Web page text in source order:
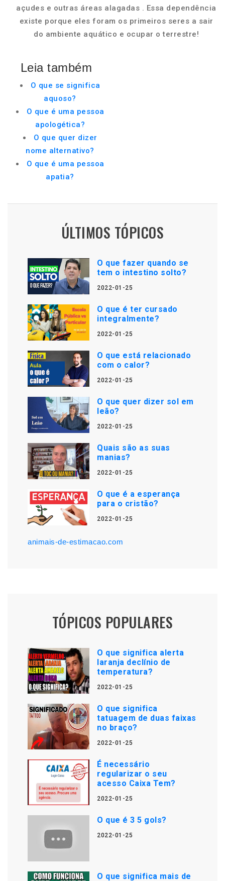
açudes e outras áreas alagadas . Essa dependência
existe porque eles foram os primeiros seres a sair
do ambiente aquático e ocupar o terrestre!
Leia também
O que se significa
aquoso?
O que é uma pessoa
apologética?
O que quer dizer
nome alternativo?
O que é uma pessoa
apatia?
ÚLTIMOS TÓPICOS
O que fazer quando se
tem o intestino solto?
2022-01-25
O que é ter cursado
integralmente?
2022-01-25
O que está relacionado
com o calor?
2022-01-25
O que quer dizer sol em
leão?
2022-01-25
Quais são as suas
manias?
2022-01-25
O que é a esperança
para o cristão?
2022-01-25
animais-de-estimacao.com
TÓPICOS POPULARES
O que significa alerta
laranja declínio de
temperatura?
2022-01-25
O que significa
tatuagem de duas faixas
no braço?
2022-01-25
É necessário
regularizar o seu
acesso Caixa Tem?
2022-01-25
O que é 3 5 gols?
2022-01-25
O que significa mais de